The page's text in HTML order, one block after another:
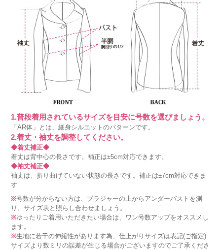
1.普段着用されているサイズを目安に号数を選びましょう。
「AR体」とは、細身シルエットのパターンです。
2.着丈・袖丈を調整してください。
◆着丈補正◆
着丈は背中心の長さです。補正は±5cm対応できます。
◆袖丈補正◆
袖丈は、折り曲げていない状態の長さです。補正は±7cm対応できま
す
※号数が分からない方は、ブラジャーの上からアンダーバストを測
り、サイズ表と照らし合わせましょう。
※ゆったりご着用いただきたい場合は、ワン号数アップをオススメし
ます。
※生地に若干の伸縮性があります為、仕上がりサイズは表記(ご指定)
サイズより数ミリの誤差が生じる場合がございますのでご了承くださ